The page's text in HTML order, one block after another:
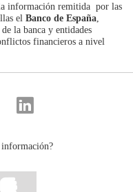
información remitida por las
el Banco de España
la banca y entidades
financieros a nivel
Compartir
en
información?